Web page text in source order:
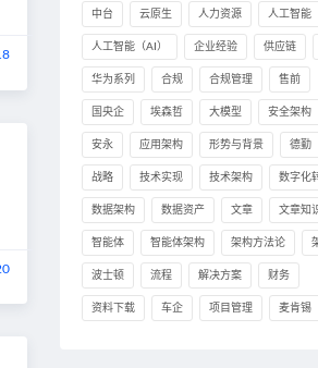
中台 云原生 人力资源 人工智能
人工智能（AI） 企业经验 供应链
华为系列 合规 合规管理 售前
国央企 埃森哲 大模型 安全架构
安永 应用架构 形势与背景 德勤
战略 技术实现 技术架构 数字化
数据架构 数据资产 文章 文章知
智能体 智能体架构 架构方法论
波士顿 流程 解决方案 财务
资料下载 车企 项目管理 麦肯锡